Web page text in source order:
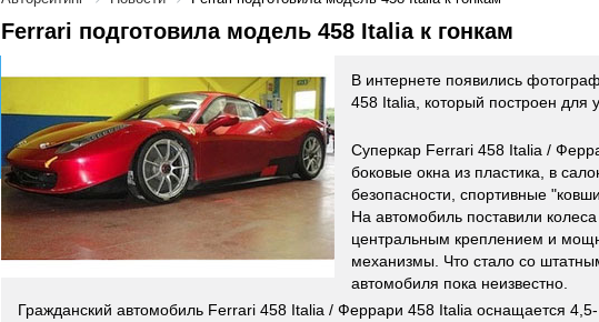
Ferrari подготовила модель 458 Italia к гонкам
В интернете появились
458 Italia, который построен для
Суперкар Ferrari 458 Italia /
боковые окна из пластика, в
безопасности, спортивные
На автомобиль поставили
центральным креплением и
механизмы. Что стало со
автомобиля пока неизвестно.
Гражданский автомобиль Ferrari 458 Italia / Феррари 458 Italia оснащается